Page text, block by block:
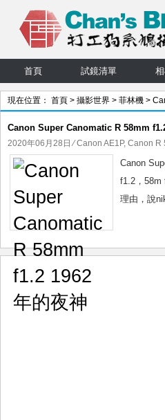
首頁 試鏡清單
現在位置： 首頁 > 攝影世界 > 菲林機 >
Canon Super Canomatic R 58mm
2020年06月28日 ⁄Canon AE1P, Canon R
Canon
f1.2，58m
理由，說